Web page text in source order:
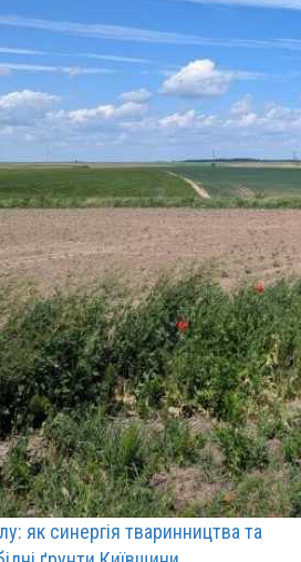
як синергія тваринництва та